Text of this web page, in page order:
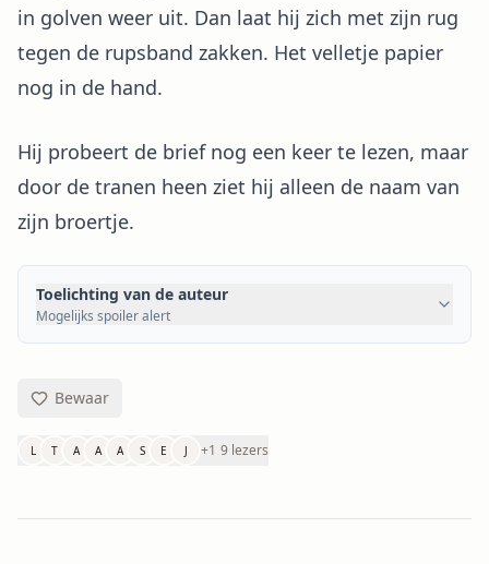
in golven weer uit. Dan laat hij zich met zijn rug
tegen de rupsband zakken. Het velletje papier
nog in de hand.
Hij probeert de brief nog een keer te lezen, maar
door de tranen heen ziet hij alleen de naam van
zijn broertje.
Toelichting van de auteur
Mogelijks spoiler alert
Bewaar
L T A A A S E J +1 9 lezers